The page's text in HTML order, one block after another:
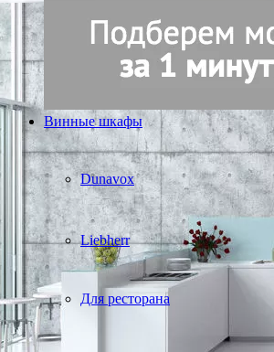
Винные шкафы
Dunavox
Liebherr
Для ресторана